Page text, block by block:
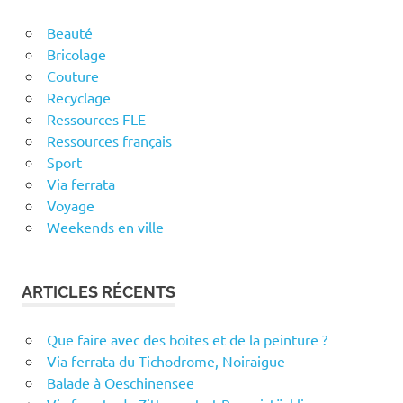
Beauté
Bricolage
Couture
Recyclage
Ressources FLE
Ressources français
Sport
Via ferrata
Voyage
Weekends en ville
ARTICLES RÉCENTS
Que faire avec des boites et de la peinture ?
Via ferrata du Tichodrome, Noiraigue
Balade à Oeschinensee